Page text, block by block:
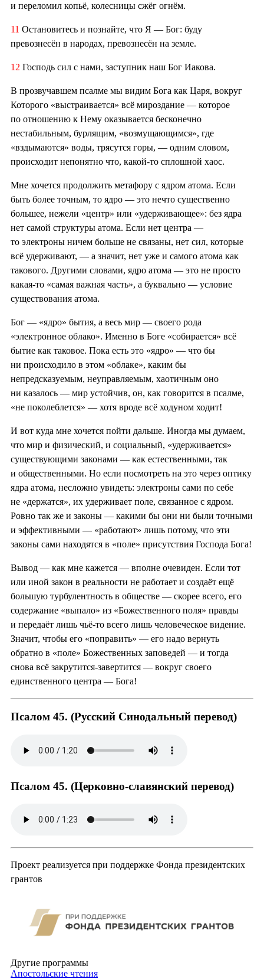
и переломил копьё, колесницы сжёг огнём.
11 Остановитесь и познайте, что Я — Бог: буду
превознесён в народах, превознесён на земле.
12 Господь сил с нами, заступник наш Бог Иакова.
В прозвучавшем псалме мы видим Бога как Царя, вокруг
Которого «выстраивается» всё мироздание — которое
по отношению к Нему оказывается бесконечно
нестабильным, бурлящим, «возмущающимся», где
«вздымаются» воды, трясутся горы, — одним словом,
происходит непонятно что, какой-то сплошной хаос.
Мне хочется продолжить метафору с ядром атома. Если
быть более точным, то ядро — это нечто существенно
большее, нежели «центр» или «удерживающее»: без ядра
нет самой структуры атома. Если нет центра —
то электроны ничем больше не связаны, нет сил, которые
всё удерживают, — а значит, нет уже и самого атома как
такового. Другими словами, ядро атома — это не просто
какая-то «самая важная часть», а буквально — условие
существования атома.
Бог — «ядро» бытия, а весь мир — своего рода
«электронное облако». Именно в Боге «собирается» всё
бытие как таковое. Пока есть это «ядро» — что бы
ни происходило в этом «облаке», каким бы
непредсказуемым, неуправляемым, хаотичным оно
ни казалось — мир устойчив, он, как говорится в псалме,
«не поколеблется» — хотя вроде всё ходуном ходит!
И вот куда мне хочется пойти дальше. Иногда мы думаем,
что мир и физический, и социальный, «удерживается»
существующими законами — как естественными, так
и общественными. Но если посмотреть на это через оптику
ядра атома, несложно увидеть: электроны сами по себе
не «держатся», их удерживает поле, связанное с ядром.
Ровно так же и законы — какими бы они ни были точными
и эффективными — «работают» лишь потому, что эти
законы сами находятся в «поле» присутствия Господа Бога!
Вывод — как мне кажется — вполне очевиден. Если тот
или иной закон в реальности не работает и создаёт ещё
большую турбулентность в обществе — скорее всего, его
содержание «выпало» из «Божественного поля» правды
и передаёт лишь чьё-то всего лишь человеческое видение.
Значит, чтобы его «поправить» — его надо вернуть
обратно в «поле» Божественных заповедей — и тогда
снова всё закрутится-завертится — вокруг своего
единственного центра — Бога!
Псалом 45. (Русский Синодальный перевод)
Псалом 45. (Церковно-славянский перевод)
Проект реализуется при поддержке Фонда президентских
грантов
Другие программы
Апостольские чтения